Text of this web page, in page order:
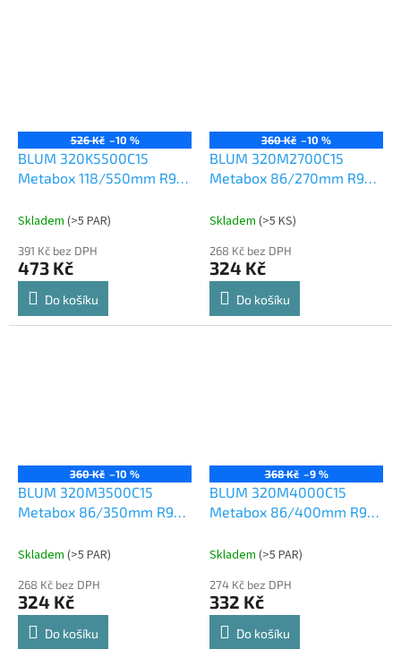
526 Kč –10 %
BLUM 320K5500C15
Metabox 118/550mm R901
Skladem (>5 PAR)
391 Kč bez DPH
473 Kč
Do košíku
360 Kč –10 %
BLUM 320M2700C15
Metabox 86/270mm R901
Skladem (>5 KS)
268 Kč bez DPH
324 Kč
Do košíku
360 Kč –10 %
BLUM 320M3500C15
Metabox 86/350mm R901
Skladem (>5 PAR)
268 Kč bez DPH
324 Kč
Do košíku
368 Kč –9 %
BLUM 320M4000C15
Metabox 86/400mm R901
Skladem (>5 PAR)
274 Kč bez DPH
332 Kč
Do košíku